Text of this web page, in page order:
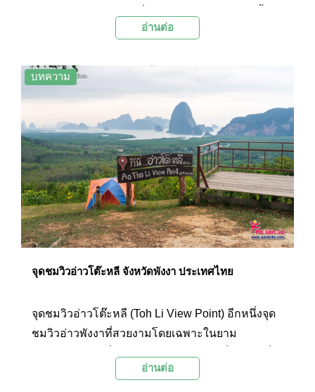
จุดดำน้ำดูปะการังและยังอุดมสมบูรณ์ไปด้วยสัตว์
เสฉวนยักษ์ หอยมรกต และปูไก่
อ่านต่อ
บทความ
จุดชมวิวอ่าวโต๊ะหลี จังหวัดพังงา ประเทศไทย
จุดชมวิวอ่าวโต๊ะหลี (Toh Li View Point) อีกหนึ่งจุด
ชมวิวอ่าวพังงาที่สวยงามโดยเฉพาะในยาม
ความโดดเด่นในเรื่องของชมพระอาทิตย์ขึ้นในยาม
อ่านต่อ